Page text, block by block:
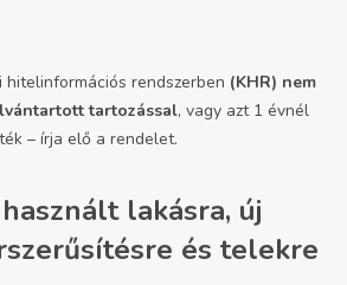
rendszerben (KHR) nem
tartozással, vagy azt 1 évnél
– írja elő a rendelet.
lakásra, új
és telekre